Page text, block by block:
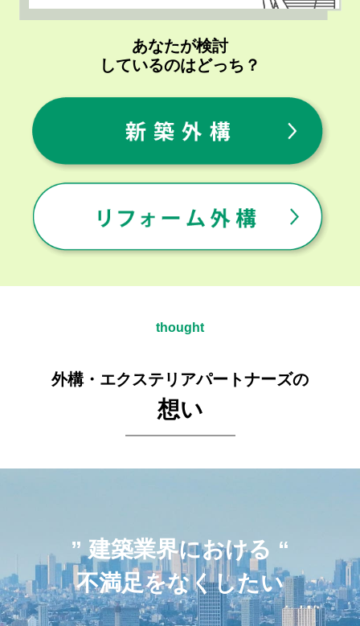
あなたが検討
しているのはどっち？
thought
外構・エクステリアパートナーズの
想い
” 建築業界における “
不満足をなくしたい